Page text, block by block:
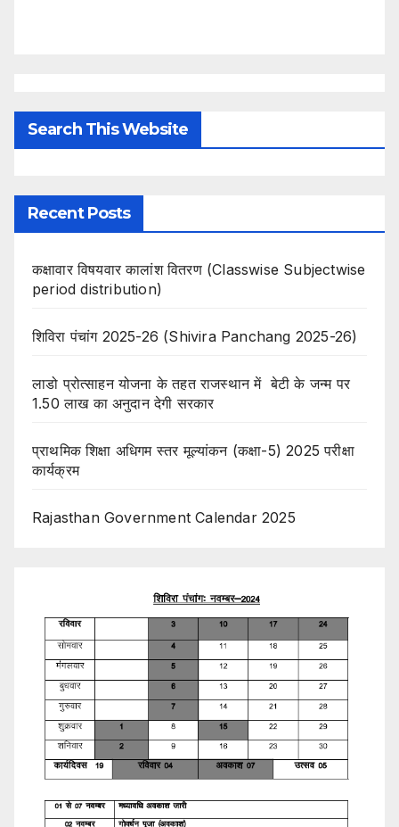
Search This Website
Recent Posts
कक्षावार विषयवार कालांश वितरण (Classwise Subjectwise
period distribution)
शिविरा पंचांग 2025-26 (Shivira Panchang 2025-26)
लाडो प्रोत्साहन योजना के तहत राजस्थान में बेटी के जन्म पर
1.50 लाख का अनुदान देगी सरकार
प्राथमिक शिक्षा अधिगम स्तर मूल्यांकन (कक्षा-5) 2025 परीक्षा
कार्यक्रम
Rajasthan Government Calendar 2025